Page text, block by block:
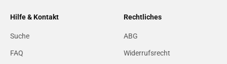
Hilfe & Kontakt
Suche
FAQ
Rechtliches
ABG
Widerrufsrecht